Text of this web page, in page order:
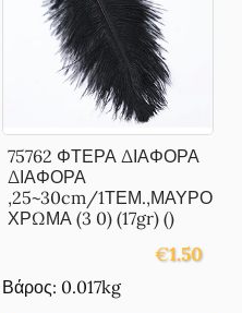
75762 ΦΤΕΡΑ ΔΙΑΦΟΡΑ
ΔΙΑΦΟΡΑ
,25~30cm/1ΤΕΜ.,ΜΑΥΡΟ
ΧΡΩΜΑ (3 0) (17gr) ()
€1.50
Βάρος: 0.017kg